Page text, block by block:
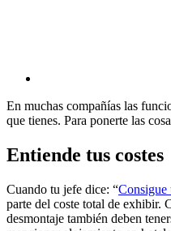
En muchas compañías las
que tienes. Para ponerte las
Entiende tus costes
Cuando tu jefe dice: “Consigue
parte del coste total de exhibir.
desmontaje también deben